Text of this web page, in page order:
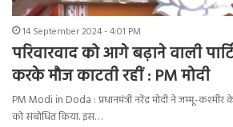
14 September 2024 - 4:01 PM
परिवारवाद को आगे बढ़ाने वाली
करके मौज काटती रहीं : PM मोदी
PM Modi in Doda : प्रधानमंत्री नरेंद्र मोदी ने जम्मू-
को संबोधित किया. इस…